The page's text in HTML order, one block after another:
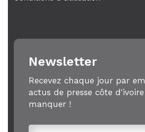
Newsletter
Recevez chaque jour par
actus de presse côte
manquer !